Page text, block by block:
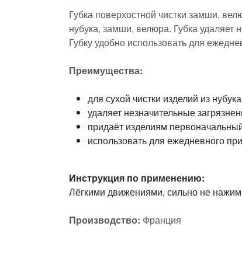
Губка поверхостной чистки замши,
нубука, замши, велюра. Губка удаляет
Губку удобно использовать для
Преимущества:
для сухой чистки изделий из
удаляет незначительные
придаёт изделиям
использовать для ежедневного
Инструкция по применению:
Лёгкими движениями, сильно не
Производство: Франция